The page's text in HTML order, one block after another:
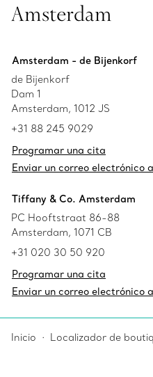
Amsterdam
Amsterdam - de Bijenkorf
de Bijenkorf
Dam 1
Amsterdam, 1012 JS
+31 88 245 9029
Programar una cita
Enviar un correo electrónico
Tiffany & Co. Amsterdam
PC Hooftstraat 86-88
Amsterdam, 1071 CB
+31 020 30 50 920
Programar una cita
Enviar un correo electrónico
Inicio Localizador de